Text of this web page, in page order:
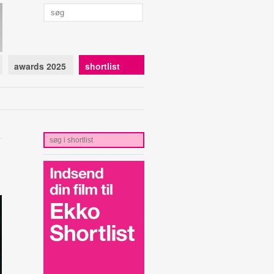
awards 2025 shortlist